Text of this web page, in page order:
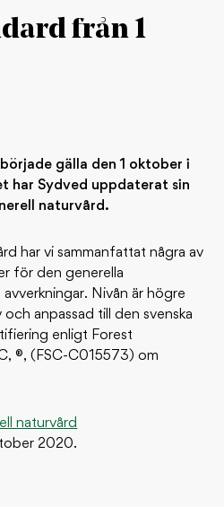
från 1
gälla den 1 oktober i
har Sydved uppdaterat sin
naturvård.
har vi sammanfattat några av
för den generella
Nivån är högre
och anpassad till den svenska
enligt Forest
®, (FSC-C015573) om
naturvård
2020.